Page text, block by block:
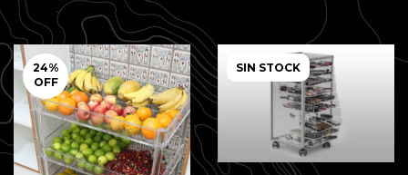
24%
OFF
SIN STOCK